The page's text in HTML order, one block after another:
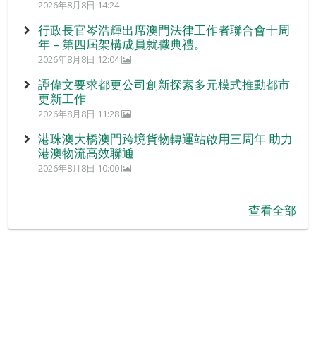
2026年8月8日 14:24
行政長官岑浩輝出席澳門法律工作者聯合會十周
年 – 第四屆架構成員就職典禮。
2026年8月8日 12:04
譚偉文要求都更公司創新探索多元模式推動都市
更新工作
2026年8月8日 11:28
港珠澳大橋澳門跨境貨物轉運站啟用三周年 助力
港澳物流高效聯通
2026年8月8日 10:00
查看全部